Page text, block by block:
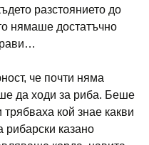
разстоянието до
нямаше достатъчно
че почти няма
да ходи за риба. Беше
кой знае какви
рибарски казано